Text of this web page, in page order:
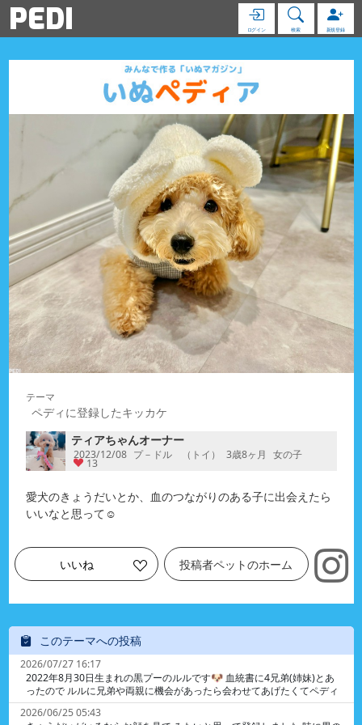
PEDI ログイン 検索 新規登録
ペディに登録したキッカケ
ティアちゃんオーナー
2023/12/08 プ－ドル （トイ） 3歳8ヶ月 女の子
13
愛犬のきょうだいとか、血のつながりのある子に出会えたら
いいなと思って☺️
いいね 投稿者ペットのホーム
このテーマへの投稿
2026/07/27 16:17
2022年8月30日生まれの黒プーのルルです🐶 血統書に4兄弟(姉妹)とあ
ったので ルルに兄弟や両親に機会があったら会わせてあげたくてペディ
に登録しました 生まれたのは埼玉県のニシキガーデンです ネットで調べ
ても情報がなくて個人さんなのか 専門のブリーダーさんなのかもわかり
2026/06/25 05:43